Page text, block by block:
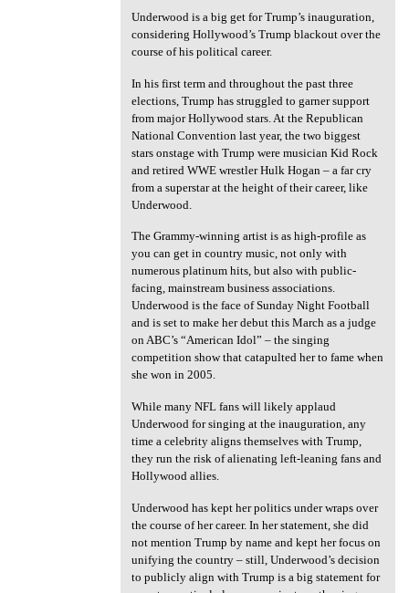
Underwood is a big get for Trump’s inauguration,
considering Hollywood’s Trump blackout over the
course of his political career.
In his first term and throughout the past three
elections, Trump has struggled to garner support
from major Hollywood stars. At the Republican
National Convention last year, the two biggest
stars onstage with Trump were musician Kid Rock
and retired WWE wrestler Hulk Hogan – a far cry
from a superstar at the height of their career, like
Underwood.
The Grammy-winning artist is as high-profile as
you can get in country music, not only with
numerous platinum hits, but also with public-
facing, mainstream business associations.
Underwood is the face of Sunday Night Football
and is set to make her debut this March as a judge
on ABC’s “American Idol” – the singing
competition show that catapulted her to fame when
she won in 2005.
While many NFL fans will likely applaud
Underwood for singing at the inauguration, any
time a celebrity aligns themselves with Trump,
they run the risk of alienating left-leaning fans and
Hollywood allies.
Underwood has kept her politics under wraps over
the course of her career. In her statement, she did
not mention Trump by name and kept her focus on
unifying the country – still, Underwood’s decision
to publicly align with Trump is a big statement for